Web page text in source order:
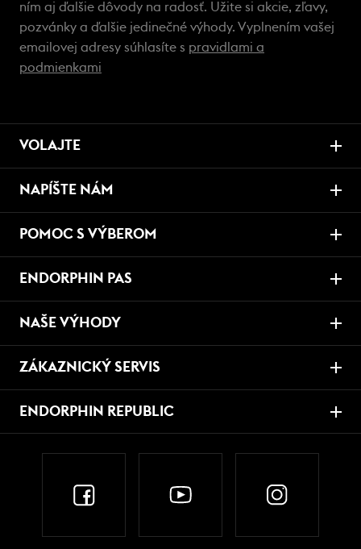
ním aj ďalšie dôvody na radosť. Užite si akcie, zľavy,
pozvánky a ďalšie jedinečné výhody. Vyplnením vašej
emailovej adresy súhlasíte s pravidlami a
podmienkami
VOLAJTE
NAPÍŠTE NÁM
POMOC S VÝBEROM
ENDORPHIN PAS
NAŠE VÝHODY
ZÁKAZNICKÝ SERVIS
ENDORPHIN REPUBLIC